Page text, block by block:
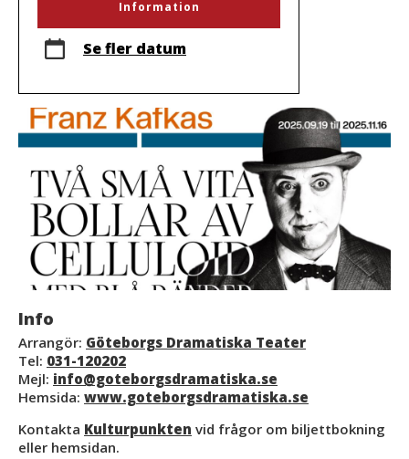
Information
Se fler datum
Info
Arrangör: Göteborgs Dramatiska Teater
Tel: 031-120202
Mejl: info@goteborgsdramatiska.se
Hemsida: www.goteborgsdramatiska.se
Kontakta Kulturpunkten vid frågor om biljettbokning
eller hemsidan.